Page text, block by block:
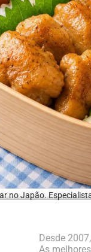
no Japão.
Desde
As